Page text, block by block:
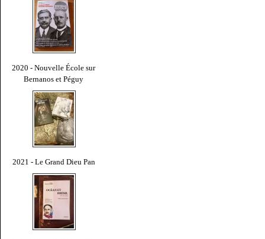
2020 - Nouvelle École sur
Bernanos et Péguy
2021 - Le Grand Dieu Pan